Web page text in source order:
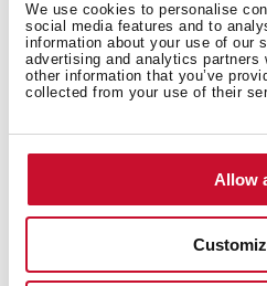
We use cookies to personalise
social media features and to
information about your use of our
advertising and analytics partners
other information that you’ve
collected from your use of their
Allow
Mesures intérieures
Mesures générales